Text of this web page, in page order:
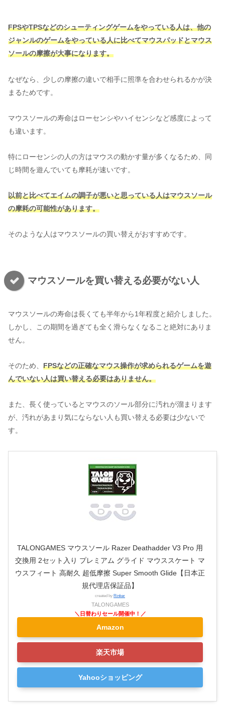
FPSやTPSなどのシューティングゲームをやっている人は、他の
ジャンルのゲームをやっている人に比べてマウスパッドとマウス
ソールの摩擦が大事になります。
なぜなら、少しの摩擦の違いで相手に照準を合わせられるかが決
まるためです。
マウスソールの寿命はローセンシやハイセンシなど感度によって
も違います。
特にローセンシの人の方はマウスの動かす量が多くなるため、同
じ時間を遊んでいても摩耗が速いです。
以前と比べてエイムの調子が悪いと思っている人はマウスソール
の摩耗の可能性があります。
そのような人はマウスソールの買い替えがおすすめです。
マウスソールを買い替える必要がない人
マウスソールの寿命は長くても半年から1年程度と紹介しました。
しかし、この期間を過ぎても全く滑らなくなること絶対にありま
せん。
そのため、 FPSなどの正確なマウス操作が求められるゲームを遊
んでいない人は買い替える必要はありません。
また、長く使っているとマウスのソール部分に汚れが溜まります
が、汚れがあまり気にならない人も買い替える必要は少ないで
す。
TALONGAMES マウスソール Razer Deathadder V3 Pro 用
交換用 2セット入り プレミアム グライド マウススケート マ
ウスフィート 高耐久 超低摩擦 Super Smooth Glide【日本正
規代理店保証品】
created by Rinker
TALONGAMES
Amazon
楽天市場
Yahooショッピング